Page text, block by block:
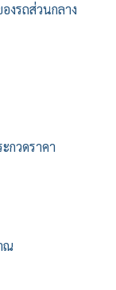
งรถส่วนกลาง
กวดราคา
ณ